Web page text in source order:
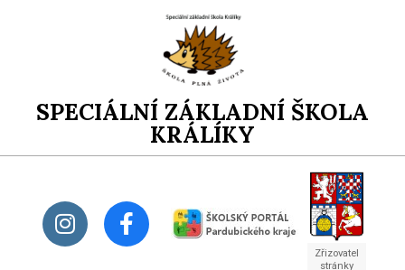
SPECIÁLNÍ ZÁKLADNÍ ŠKOLA
KRÁLÍKY
Zřizovatel
stránky